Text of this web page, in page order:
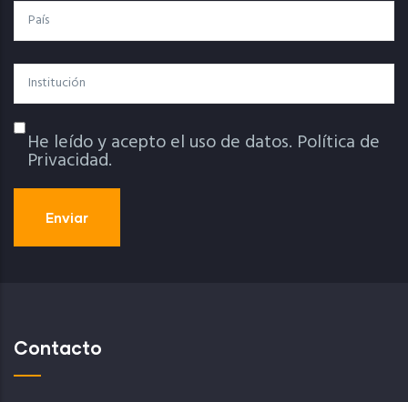
País
Institución
Política De Privacidad
He leído y acepto el uso de datos. Política de
Privacidad.
Contacto